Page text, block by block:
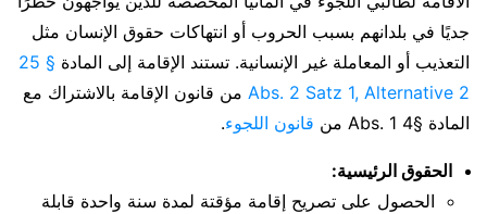
جديًا في بلدانهم بسبب الحروب أو انتهاكات حقوق الإنسان مثل
التعذيب أو المعاملة غير الإنسانية. تستند الإقامة إلى المادة
§ 25
Abs. 2 Satz 1, Alternative 2 من قانون الإقامة بالاشتراك مع
المادة §4 Abs. 1 من
قانون اللجوء.
الحقوق الرئيسية:
الحصول على تصريح إقامة مؤقتة لمدة سنة واحدة قابلة